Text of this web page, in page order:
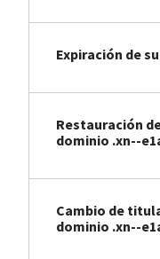
Expiración de
Restauración
dominio .xn--
Cambio de
dominio .xn--